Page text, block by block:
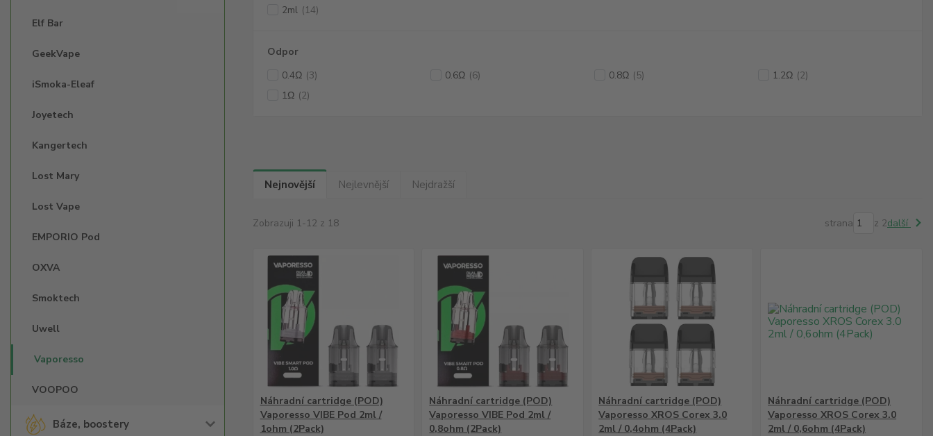
Elf Bar
GeekVape
iSmoka-Eleaf
Joyetech
Kangertech
Lost Mary
Lost Vape
EMPORIO Pod
OXVA
Smoktech
Uwell
Vaporesso
VOOPOO
Báze, boostery
2ml (14)
Odpor
0.4Ω (3) 0.6Ω (6) 0.8Ω (5) 1.2Ω (2)
1Ω (2)
Nejnovější Nejlevnější Nejdražší
Zobrazuji 1-12 z 18 strana z 2další
Náhradní cartridge (POD)
Vaporesso VIBE Pod 2ml /
1ohm (2Pack)
Náhradní cartridge (POD)
Vaporesso VIBE Pod 2ml /
0,8ohm (2Pack)
Náhradní cartridge (POD)
Vaporesso XROS Corex 3.0
2ml / 0,4ohm (4Pack)
Náhradní cartridge (POD)
Vaporesso XROS Corex 3.0
2ml / 0,6ohm (4Pack)